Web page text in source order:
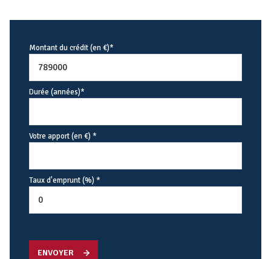
Montant du crédit (en €)*
Durée (années)*
Votre apport (en €) *
Taux d'emprunt (%) *
ENVOYER